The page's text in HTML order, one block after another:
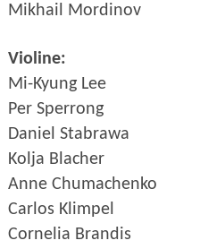
Mikhail Mordinov
Violine:
Mi-Kyung Lee
Per Sperrong
Daniel Stabrawa
Kolja Blacher
Anne Chumachenko
Carlos Klimpel
Cornelia Brandis